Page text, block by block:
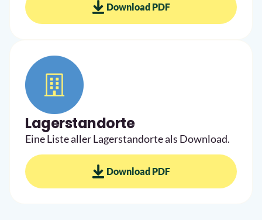
Download PDF
Lagerstandorte
Eine Liste aller Lagerstandorte als Download.
Download PDF